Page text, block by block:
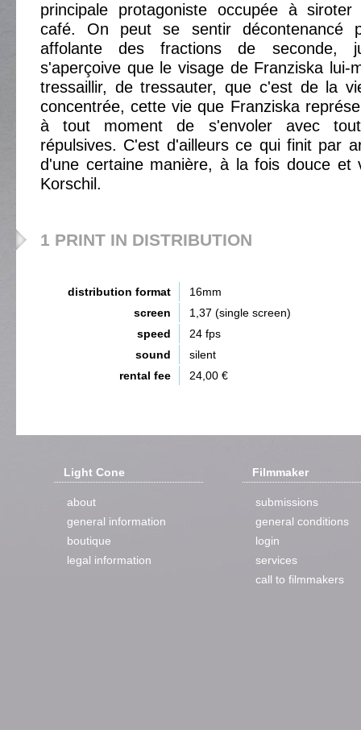
principale protagoniste occupée à siroter
café. On peut se sentir décontenancé
affolante des fractions de seconde,
s'aperçoive que le visage de Franziska lui-
tressaillir, de tressauter, que c'est de la
concentrée, cette vie que Franziska
à tout moment de s'envoler avec
répulsives. C'est d'ailleurs ce qui finit par
d'une certaine manière, à la fois douce et
Korschil.
1 PRINT IN DISTRIBUTION
distribution format
16mm
screen
1,37 (single screen)
speed
24 fps
sound
silent
rental fee
24,00 €
Light Cone
about
general information
boutique
legal information
Filmmaker
submissions
general conditions
login
services
call to filmmakers